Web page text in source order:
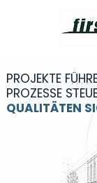
PROJEKTE
PROZESSE
QUALITÄTEN